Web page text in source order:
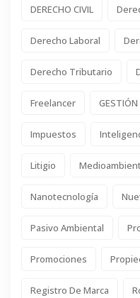
DERECHO CIVIL
Derecho Laboral
Derecho Tributario
Freelancer GESTIÓN
Impuestos
Litigio
Nanotecnología
Pasivo Ambiental
Promociones
Registro De Marca